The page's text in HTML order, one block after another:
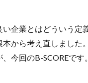
い企業とはどういう
本から考え直しました
今回のB-SCOREです